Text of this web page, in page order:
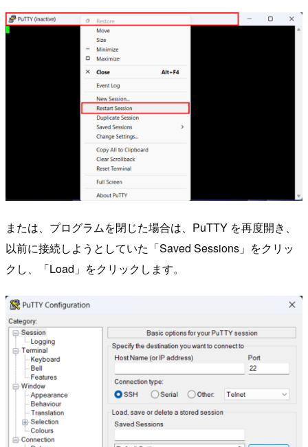
または、プログラムを閉じた場合は、PuTTY を再度開き、
以前に接続しようとしていた「Saved Sessions」をクリッ
クし、「Load」をクリックします。